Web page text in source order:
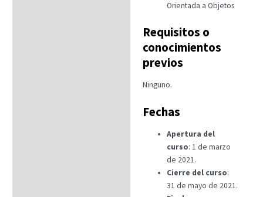
Orientada a Objetos
Requisitos o
conocimientos
previos
Ninguno.
Fechas
Apertura del
curso: 1 de marzo
de 2021.
Cierre del curso:
31 de mayo de 2021.